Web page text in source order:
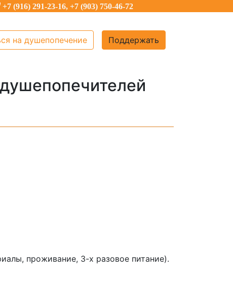
+7 (916) 291-23-16, +7 (903) 750-46-72
на душепопечение Поддержать
проживание, 3-х разовое питание).